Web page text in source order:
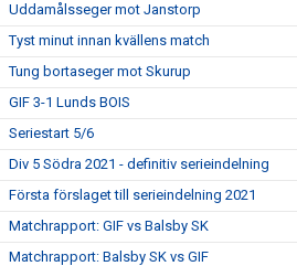
Uddamålsseger mot Janstorp
Tyst minut innan kvällens match
Tung bortaseger mot Skurup
GIF 3-1 Lunds BOIS
Seriestart 5/6
Div 5 Södra 2021 - definitiv serieindelning
Första förslaget till serieindelning 2021
Matchrapport: GIF vs Balsby SK
Matchrapport: Balsby SK vs GIF